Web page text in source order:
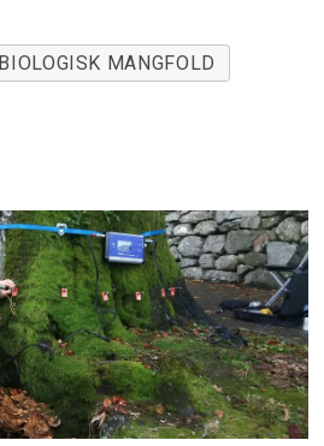
BIOLOGISK MANGFOLD